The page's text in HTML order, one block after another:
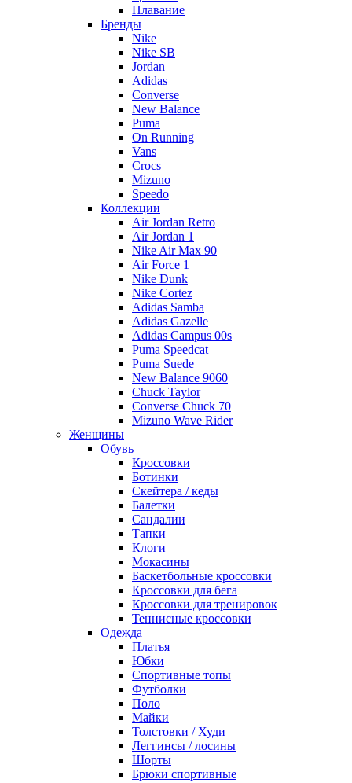
Плавание
Бренды
Nike
Nike SB
Jordan
Adidas
Converse
New Balance
Puma
On Running
Vans
Crocs
Mizuno
Speedo
Коллекции
Air Jordan Retro
Air Jordan 1
Nike Air Max 90
Air Force 1
Nike Dunk
Nike Cortez
Adidas Samba
Adidas Gazelle
Adidas Campus 00s
Puma Speedcat
Puma Suede
New Balance 9060
Chuck Taylor
Converse Chuck 70
Mizuno Wave Rider
Женщины
Обувь
Кроссовки
Ботинки
Скейтера / кеды
Балетки
Сандалии
Тапки
Клоги
Мокасины
Баскетбольные кроссовки
Кроссовки для бега
Кроссовки для тренировок
Теннисные кроссовки
Одежда
Платья
Юбки
Спортивные топы
Футболки
Поло
Майки
Толстовки / Худи
Леггинсы / лосины
Шорты
Брюки спортивные